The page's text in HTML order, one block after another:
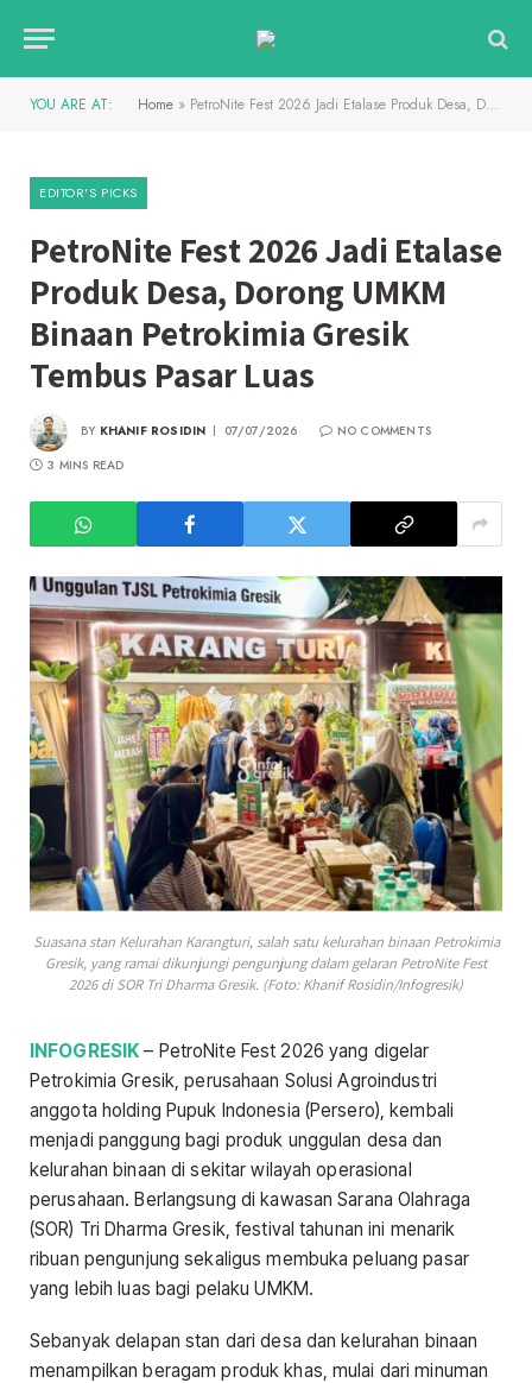
YOU ARE AT: Home » PetroNite Fest 2026 Jadi Etalase Produk Desa, Dorong UMKM Binaan Petrokimia Gresik Tembus Pasar Luas
EDITOR'S PICKS
PetroNite Fest 2026 Jadi Etalase
Produk Desa, Dorong UMKM
Binaan Petrokimia Gresik
Tembus Pasar Luas
BY KHANIF ROSIDIN 07/07/2026
NO COMMENTS
3 MINS READ
Suasana stan Kelurahan Karangturi, salah satu kelurahan binaan Petrokimia
Gresik, yang ramai dikunjungi pengunjung dalam gelaran PetroNite Fest
2026 di SOR Tri Dharma Gresik. (Foto: Khanif Rosidin/Infogresik)
INFOGRESIK – PetroNite Fest 2026 yang digelar
Petrokimia Gresik, perusahaan Solusi Agroindustri
anggota holding Pupuk Indonesia (Persero), kembali
menjadi panggung bagi produk unggulan desa dan
kelurahan binaan di sekitar wilayah operasional
perusahaan. Berlangsung di kawasan Sarana Olahraga
(SOR) Tri Dharma Gresik, festival tahunan ini menarik
ribuan pengunjung sekaligus membuka peluang pasar
yang lebih luas bagi pelaku UMKM.
Sebanyak delapan stan dari desa dan kelurahan binaan
menampilkan beragam produk khas, mulai dari minuman